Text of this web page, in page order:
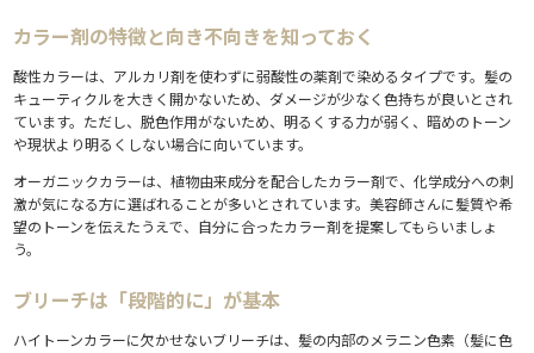
カラー剤の特徴と向き不向きを知っておく
酸性カラーは、アルカリ剤を使わずに弱酸性の薬剤で染めるタイプです。髪の
キューティクルを大きく開かないため、ダメージが少なく色持ちが良いとされ
ています。ただし、脱色作用がないため、明るくする力が弱く、暗めのトーン
や現状より明るくしない場合に向いています。
オーガニックカラーは、植物由来成分を配合したカラー剤で、化学成分への刺
激が気になる方に選ばれることが多いとされています。美容師さんに髪質や希
望のトーンを伝えたうえで、自分に合ったカラー剤を提案してもらいましょ
う。
ブリーチは「段階的に」が基本
ハイトーンカラーに欠かせないブリーチは、髪の内部のメラニン色素（髪に色